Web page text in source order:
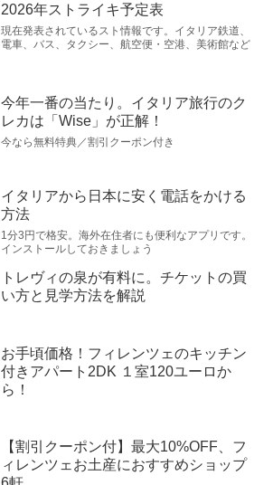
2026年ストライキ予定表
現在発表されているスト情報です。イタリア鉄道、
電車、バス、タクシー、航空便・空港、美術館など
今年一番の当たり。イタリア旅行のク
レカは「Wise」が正解！
今なら無料特典／割引クーポン付き
イタリアから日本に安く電話をかける
方法
1分3円で格安。海外在住者にも便利なアプリです。
インストールしておきましょう
トレヴィの泉が有料に。チケットの買
い方と見学方法を解説
お手頃価格！フィレンツェのキッチン
付きアパート2DK １室120ユーロか
ら！
【割引クーポン付】最大10%OFF、フ
ィレンツェお土産におすすめショップ